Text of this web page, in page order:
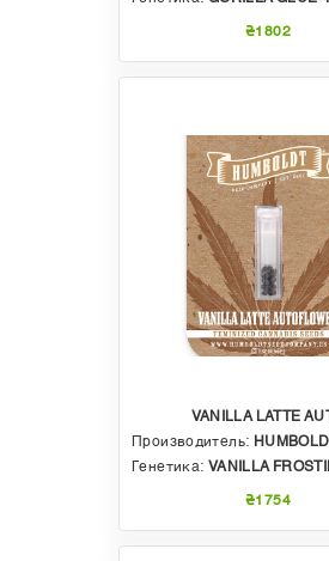
₴1802
VANILLA LATTE
Производитель: HUMBOLDT
Генетика: VANILLA FROSTING X
₴1754